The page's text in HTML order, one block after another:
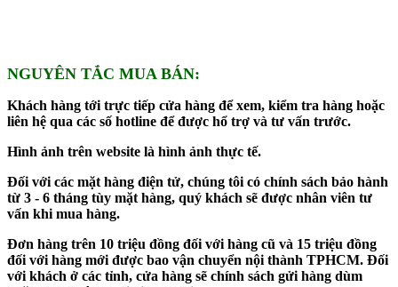
NGUYÊN TẮC MUA BÁN:
Khách hàng tới trực tiếp cửa hàng để xem, kiểm tra hàng hoặc
liên hệ qua các số hotline để được hổ trợ và tư vấn trước.
Hình ảnh trên website là hình ảnh thực tế.
Đối với các mặt hàng điện tử, chúng tôi có chính sách bảo hành
từ 3 - 6 tháng tùy mặt hàng, quý khách sẽ được nhân viên tư
vấn khi mua hàng.
Đơn hàng trên 10 triệu đồng đối với hàng cũ và 15 triệu đồng
đối với hàng mới được bao vận chuyển nội thành TPHCM. Đối
với khách ở các tỉnh, cửa hàng sẽ chính sách gửi hàng dùm